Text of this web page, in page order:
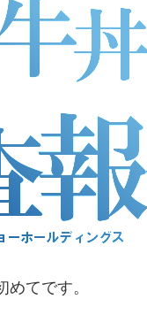
てです。